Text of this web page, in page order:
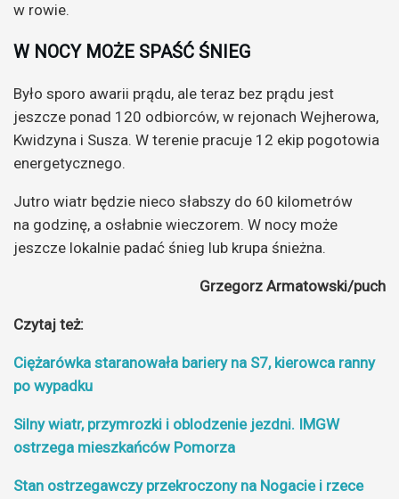
w rowie.
W NOCY MOŻE SPAŚĆ ŚNIEG
Było sporo awarii prądu, ale teraz bez prądu jest
jeszcze ponad 120 odbiorców, w rejonach Wejherowa,
Kwidzyna i Susza. W terenie pracuje 12 ekip pogotowia
energetycznego.
Jutro wiatr będzie nieco słabszy do 60 kilometrów
na godzinę, a osłabnie wieczorem. W nocy może
jeszcze lokalnie padać śnieg lub krupa śnieżna.
Grzegorz Armatowski/puch
Czytaj też:
Ciężarówka staranowała bariery na S7, kierowca ranny
po wypadku
Silny wiatr, przymrozki i oblodzenie jezdni. IMGW
ostrzega mieszkańców Pomorza
Stan ostrzegawczy przekroczony na Nogacie i rzece